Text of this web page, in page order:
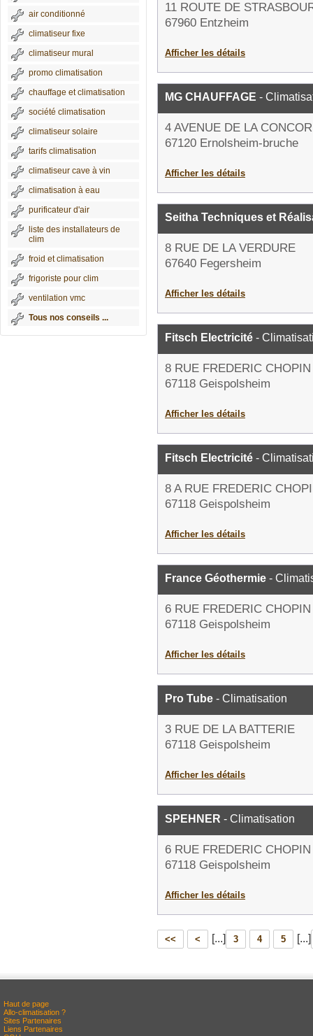
air conditionné
climatiseur fixe
climatiseur mural
promo climatisation
chauffage et climatisation
société climatisation
climatiseur solaire
tarifs climatisation
climatiseur cave à vin
climatisation à eau
purificateur d'air
liste des installateurs de
clim
froid et climatisation
frigoriste pour clim
ventilation vmc
Tous nos conseils ...
11 ROUTE DE
67960 Entzheim
Afficher les détails
MG CHAUFFAGE -
4 AVENUE DE LA
67120 Ernolsheim-bruche
Afficher les détails
Seitha Techniques et
8 RUE DE LA VERDURE
67640 Fegersheim
Afficher les détails
Fitsch Electricité -
8 RUE FREDERIC CHOPIN
67118 Geispolsheim
Afficher les détails
Fitsch Electricité -
8 A RUE FREDERIC
67118 Geispolsheim
Afficher les détails
France Géothermie -
6 RUE FREDERIC CHOPIN
67118 Geispolsheim
Afficher les détails
Pro Tube - Climatisation
3 RUE DE LA BATTERIE
67118 Geispolsheim
Afficher les détails
SPEHNER - Climatisation
6 RUE FREDERIC CHOPIN
67118 Geispolsheim
Afficher les détails
<< < [...] 3 4 5 [...]
Haut de page
Allo-climatisation ?
Sites Partenaires
Liens Partenaires